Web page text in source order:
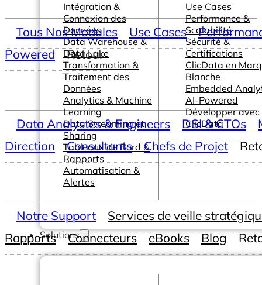
Intégration &
Connexion des
Données
Data Warehouse &
Data Lake
Transformation &
Traitement des
Données
Analytics & Machine
Learning
Data Streaming et
Sharing
Tableaux de Bord &
Rapports
Automatisation &
Alertes
Use Cases
Performance &
Scalabilité
Sécurité &
Certifications
ClicData en
Blanche
Embedded
AI-Powered
Développer avec
ClicData
Solutions
Tous Nos Modules Use Cases
Powered
Retour
Data Analystes & Engineers DSI & CTOs
Direction
Consultants Chefs de Projet
Notre Support
Services de veille
Rapports
Connecteurs eBooks Blog